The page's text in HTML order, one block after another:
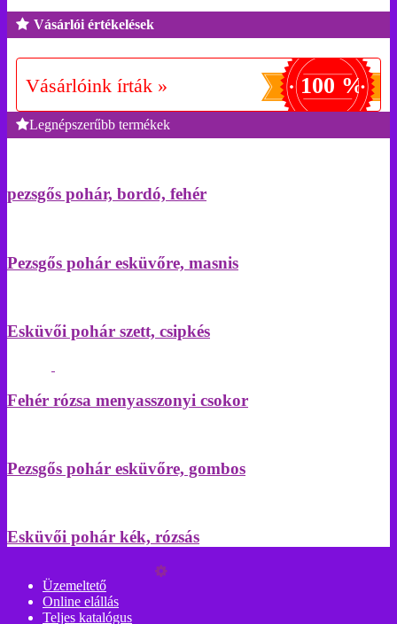
Vásárlói értékelések
Vásárlóink írták » 100 %
Legnépszerűbb termékek
pezsgős pohár, bordó, fehér
Pezsgős pohár esküvőre, masnis
Esküvői pohár szett, csipkés
Fehér rózsa menyasszonyi csokor
Pezsgős pohár esküvőre, gombos
Esküvői pohár kék, rózsás
Üzemeltető
Online elállás
Teljes katalógus